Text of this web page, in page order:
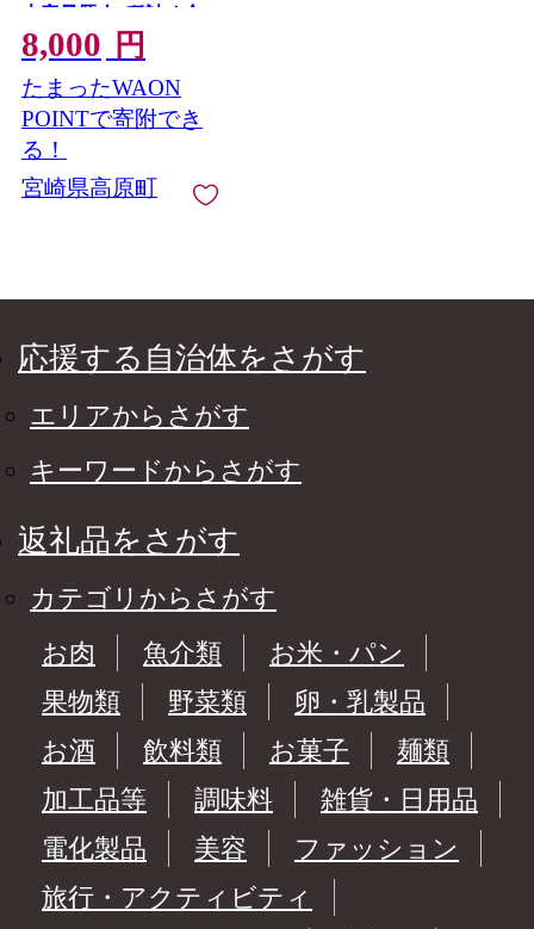
大容量豚肉2種詰め合
わせセット 合計1500g
TF0765-P00070
8,000 円
たまったWAON
POINTで寄附でき
る！
宮崎県高原町
応援する自治体をさがす
エリアからさがす
キーワードからさがす
返礼品をさがす
カテゴリからさがす
お肉
魚介類
お米・パン
果物類
野菜類
卵・乳製品
お酒
飲料類 お菓子
麺類
加工品等
調味料
雑貨・日用品
電化製品
美容
ファッション
旅行・アクティビティ